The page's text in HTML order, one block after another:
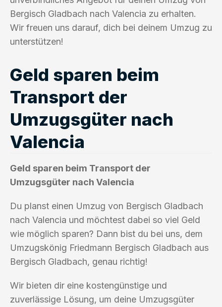
Bergisch Gladbach nach Valencia zu erhalten.
Wir freuen uns darauf, dich bei deinem Umzug zu
unterstützen!
Geld sparen beim
Transport der
Umzugsgüter nach
Valencia
Geld sparen beim Transport der
Umzugsgüter nach Valencia
Du planst einen Umzug von Bergisch Gladbach
nach Valencia und möchtest dabei so viel Geld
wie möglich sparen? Dann bist du bei uns, dem
Umzugskönig Friedmann Bergisch Gladbach aus
Bergisch Gladbach, genau richtig!
Wir bieten dir eine kostengünstige und
zuverlässige Lösung, um deine Umzugsgüter